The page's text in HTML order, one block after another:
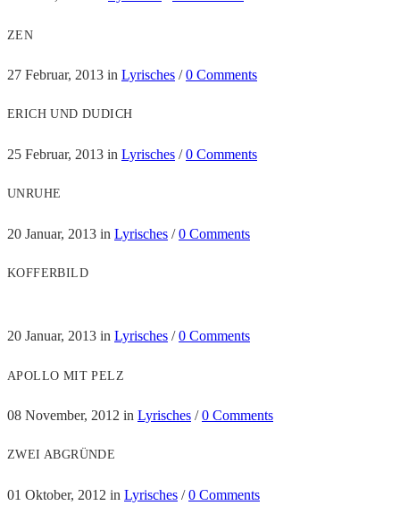
ZEN
27 Februar, 2013 in Lyrisches /0 Comments
ERICH UND DUDICH
25 Februar, 2013 in Lyrisches /0 Comments
UNRUHE
20 Januar, 2013 in Lyrisches /0 Comments
KOFFERBILD
20 Januar, 2013 in Lyrisches /0 Comments
APOLLO MIT PELZ
08 November, 2012 in Lyrisches /0 Comments
ZWEI ABGRÜNDE
01 Oktober, 2012 in Lyrisches /0 Comments